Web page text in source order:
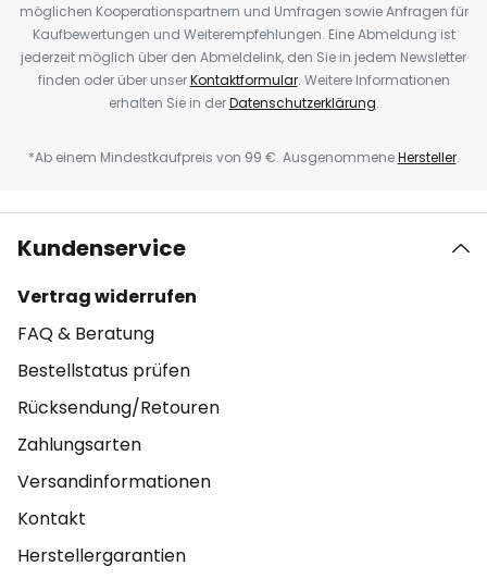
möglichen Kooperationspartnern und Umfragen sowie Anfragen für
Kaufbewertungen und Weiterempfehlungen. Eine Abmeldung ist
jederzeit möglich über den Abmeldelink, den Sie in jedem Newsletter
finden oder über unserKontaktformular. Weitere Informationen
erhalten Sie in derDatenschutzerklärung.
*Ab einem Mindestkaufpreis von 99 €. AusgenommeneHersteller.
Kundenservice
Vertrag widerrufen
FAQ & Beratung
Bestellstatus prüfen
Rücksendung/Retouren
Zahlungsarten
Versandinformationen
Kontakt
Herstellergarantien